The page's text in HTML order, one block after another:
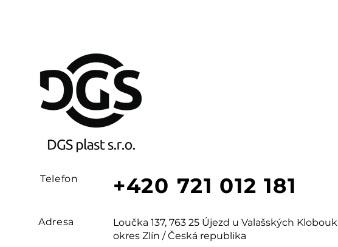
Telefon
Adresa
+420 721 012 181
Loučka 137, 763 25 Újezd u Valašských Klobouk
okres Zlín / Česká republika